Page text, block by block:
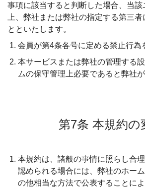
事項に該当すると判断した場合、当
上、弊社または弊社の指定する第三
とといたします。
会員が第4条各号に定める禁止行為
本サービスまたは弊社の管理する
ムの保守管理上必要であると弊社
第7条 本規約の
本規約は、諸般の事情に照らし合
認められる場合には、弊社のホー
の他相当な方法で公表することに